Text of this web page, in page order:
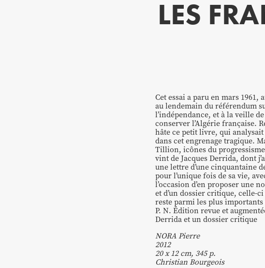
LES
Cet essai a paru en mars
au lendemain du référendum
l’indépendance, et à la veille
conserver l’Algérie française.
hâte ce petit livre, qui
dans cet engrenage tragique.
Tillion, icônes du
vint de Jacques Derrida, dont
une lettre d’une cinquantaine
pour l’unique fois de sa vie,
l’occasion d’en proposer une
et d’un dossier critique, celle-
reste parmi les plus
P. N. Édition revue et
Derrida et un dossier critique
NORA Pierre
2012
20 x 12 cm, 345 p.
Christian Bourgeois